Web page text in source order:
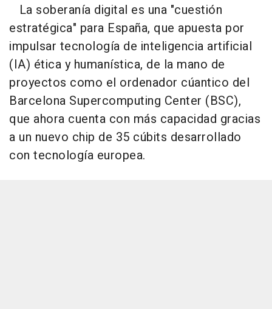
La soberanía digital es una "cuestión
estratégica" para España, que apuesta por
impulsar tecnología de inteligencia artificial
(IA) ética y humanística, de la mano de
proyectos como el ordenador cúantico del
Barcelona Supercomputing Center (BSC),
que ahora cuenta con más capacidad gracias
a un nuevo chip de 35 cúbits desarrollado
con tecnología europea.